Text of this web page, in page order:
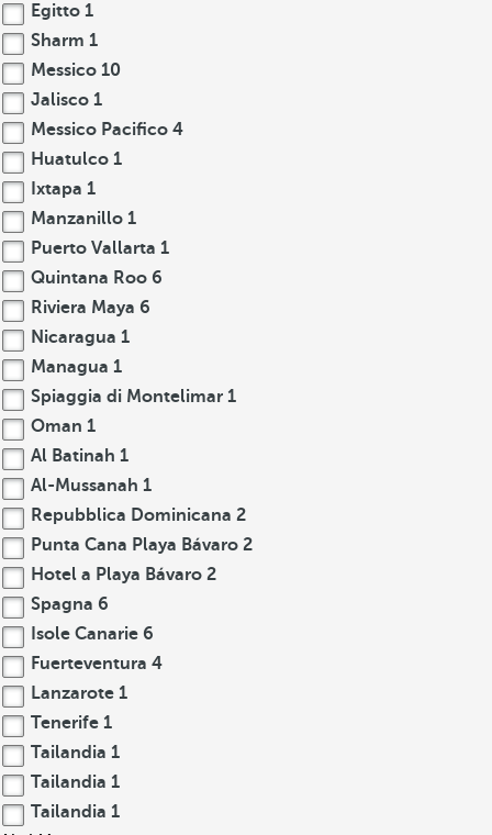
Egitto 1
Sharm 1
Messico 10
Jalisco 1
Messico Pacifico 4
Huatulco 1
Ixtapa 1
Manzanillo 1
Puerto Vallarta 1
Quintana Roo 6
Riviera Maya 6
Nicaragua 1
Managua 1
Spiaggia di Montelimar 1
Oman 1
Al Batinah 1
Al-Mussanah 1
Repubblica Dominicana 2
Punta Cana Playa Bávaro 2
Hotel a Playa Bávaro 2
Spagna 6
Isole Canarie 6
Fuerteventura 4
Lanzarote 1
Tenerife 1
Tailandia 1
Tailandia 1
Tailandia 1